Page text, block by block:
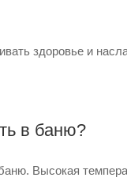
здоровье и
в баню?
Высокая